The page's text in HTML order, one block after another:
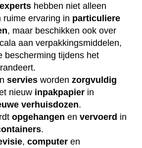
hebben niet alleen
ruime ervaring in particuliere
, maar beschikken ook over
aan verpakkingsmiddelen,
bescherming tijdens het
servies worden zorgvuldig
nieuw inpakpapier in
verhuisdozen.
opgehangen en vervoerd in
.
, computer en